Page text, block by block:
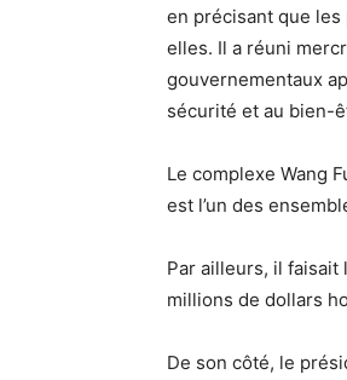
en précisant que les
elles. Il a réuni
gouvernementaux
sécurité et au bien-
Le complexe Wang
est l’un des
Par ailleurs, il faisait
millions de dollars
De son côté, le